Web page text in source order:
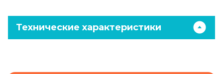
Технические характеристики